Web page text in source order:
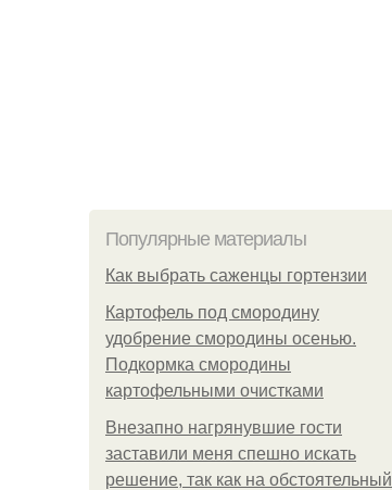
Популярные материалы
Как выбрать саженцы гортензии
Картофель под смородину
удобрение смородины осенью.
Подкормка смородины
картофельными очистками
Внезапно нагрянувшие гости
заставили меня спешно искать
решение, так как на обстоятельный